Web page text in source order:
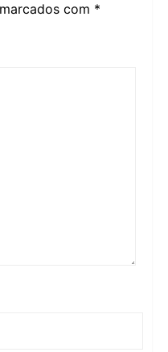
com *